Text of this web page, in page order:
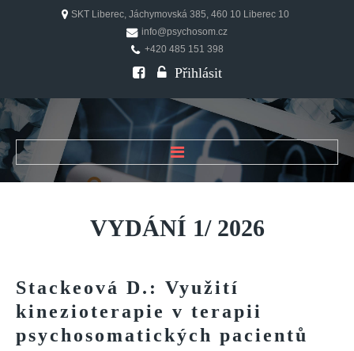
SKT Liberec, Jáchymovská 385, 460 10 Liberec 10
info@psychosom.cz
+420 485 151 398
Přihlásit
ÚVOD
O ČASOPISU
Historie
FAQ
Doporučení
PSYCHOSOM
VYDÁNÍ 1/ 2026
Stackeová D.: Využití
kinezioterapie v terapii
psychosomatických pacientů